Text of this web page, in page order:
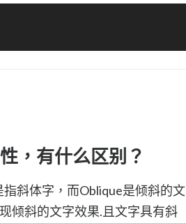
，有什么区别？
斜体字，而Oblique是倾斜的文
倾斜的文字效果.且文字具有斜